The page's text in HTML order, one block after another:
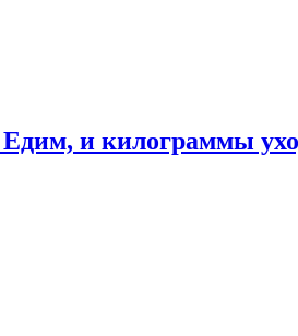
и килограммы